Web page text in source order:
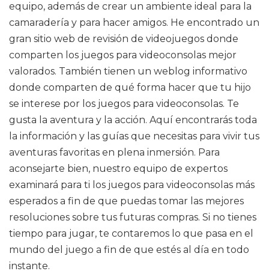
equipo, además de crear un ambiente ideal para la
camaradería y para hacer amigos. He encontrado un
gran sitio web de revisión de videojuegos donde
comparten los juegos para videoconsolas mejor
valorados. También tienen un weblog informativo
donde comparten de qué forma hacer que tu hijo
se interese por los juegos para videoconsolas. Te
gusta la aventura y la acción. Aquí encontrarás toda
la información y las guías que necesitas para vivir tus
aventuras favoritas en plena inmersión. Para
aconsejarte bien, nuestro equipo de expertos
examinará para ti los juegos para videoconsolas más
esperados a fin de que puedas tomar las mejores
resoluciones sobre tus futuras compras. Si no tienes
tiempo para jugar, te contaremos lo que pasa en el
mundo del juego a fin de que estés al día en todo
instante.